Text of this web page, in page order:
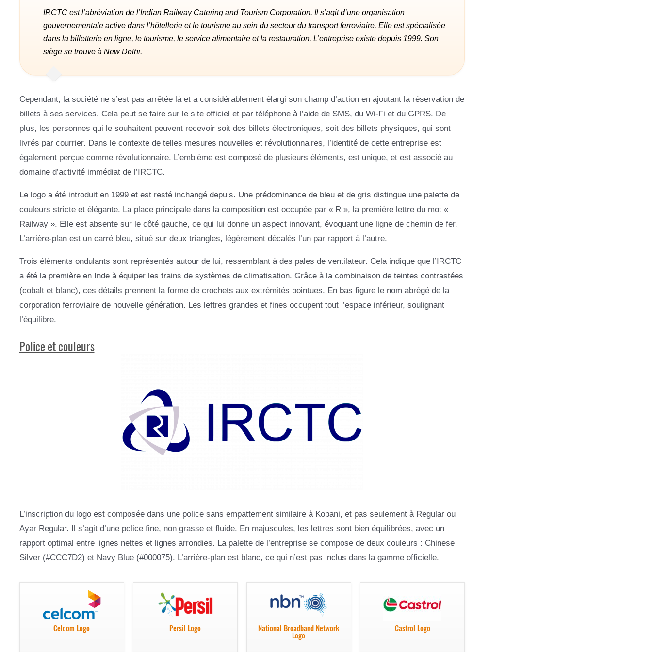
IRCTC est l’abréviation de l’Indian Railway Catering and Tourism Corporation. Il s’agit d’une organisation
gouvernementale active dans l’hôtellerie et le tourisme au sein du secteur du transport ferroviaire. Elle est spécialisée
dans la billetterie en ligne, le tourisme, le service alimentaire et la restauration. L’entreprise existe depuis 1999. Son
siège se trouve à New Delhi.
Cependant, la société ne s’est pas arrêtée là et a considérablement élargi son champ d’action en ajoutant la réservation de
billets à ses services. Cela peut se faire sur le site officiel et par téléphone à l’aide de SMS, du Wi-Fi et du GPRS. De
plus, les personnes qui le souhaitent peuvent recevoir soit des billets électroniques, soit des billets physiques, qui sont
livrés par courrier. Dans le contexte de telles mesures nouvelles et révolutionnaires, l’identité de cette entreprise est
également perçue comme révolutionnaire. L’emblème est composé de plusieurs éléments, est unique, et est associé au
domaine d’activité immédiat de l’IRCTC.
Le logo a été introduit en 1999 et est resté inchangé depuis. Une prédominance de bleu et de gris distingue une palette de
couleurs stricte et élégante. La place principale dans la composition est occupée par « R », la première lettre du mot «
Railway ». Elle est absente sur le côté gauche, ce qui lui donne un aspect innovant, évoquant une ligne de chemin de fer.
L’arrière-plan est un carré bleu, situé sur deux triangles, légèrement décalés l’un par rapport à l’autre.
Trois éléments ondulants sont représentés autour de lui, ressemblant à des pales de ventilateur. Cela indique que l’IRCTC
a été la première en Inde à équiper les trains de systèmes de climatisation. Grâce à la combinaison de teintes contrastées
(cobalt et blanc), ces détails prennent la forme de crochets aux extrémités pointues. En bas figure le nom abrégé de la
corporation ferroviaire de nouvelle génération. Les lettres grandes et fines occupent tout l’espace inférieur, soulignant
l’équilibre.
Police et couleurs
L’inscription du logo est composée dans une police sans empattement similaire à Kobani, et pas seulement à Regular ou
Ayar Regular. Il s’agit d’une police fine, non grasse et fluide. En majuscules, les lettres sont bien équilibrées, avec un
rapport optimal entre lignes nettes et lignes arrondies. La palette de l’entreprise se compose de deux couleurs : Chinese
Silver (#CCC7D2) et Navy Blue (#000075). L’arrière-plan est blanc, ce qui n’est pas inclus dans la gamme officielle.
Celcom Logo Persil Logo National Broadband Network
Logo
Castrol Logo